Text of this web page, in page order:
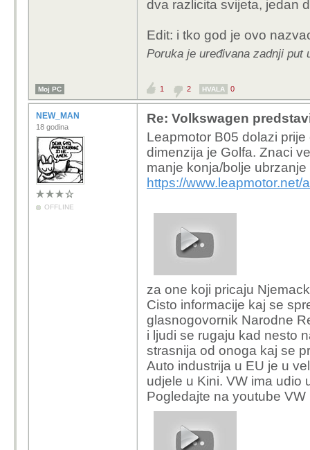
paznje.
Johny coper works
i30N
Golf GTI
Svi odreda skuplji, a
Jedini koji je je u
prava konkurencija bi
laksi a u osnovi isti
svi slicni konkurenti
vjerovanto izabrao
dva razlicita svijeta, jedan
Edit: i tko god je ovo
Poruka je uređivana zadnji put
Moj PC 1 2 HVALA 0
NEW_MAN
18 godina
OFFLINE
Re: Volkswagen
Leapmotor B05 dolazi
dimenzija je Golfa. Znaci
manje konja/bolje
https://www.leapmotor.net/
za one koji pricaju
Cisto informacije kaj se
glasnogovornik Narodne
i ljudi se rugaju kad nesto
strasnija od onoga kaj se
Auto industrija u EU je u
udjele u Kini. VW ima udio
Pogledajte na youtube VW